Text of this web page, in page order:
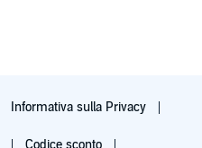
Informativa sulla Privacy
Codice sconto